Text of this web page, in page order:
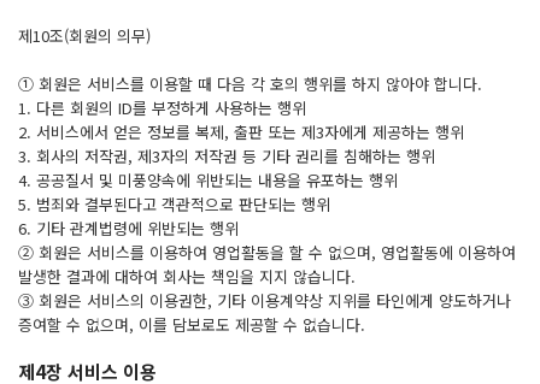
제10조(회원의 의무)
① 회원은 서비스를 이용할 때 다음 각 호의 행위를 하지 않아야 합니다.
1. 다른 회원의 ID를 부정하게 사용하는 행위
2. 서비스에서 얻은 정보를 복제, 출판 또는 제3자에게 제공하는 행위
3. 회사의 저작권, 제3자의 저작권 등 기타 권리를 침해하는 행위
4. 공공질서 및 미풍양속에 위반되는 내용을 유포하는 행위
5. 범죄와 결부된다고 객관적으로 판단되는 행위
6. 기타 관계법령에 위반되는 행위
② 회원은 서비스를 이용하여 영업활동을 할 수 없으며, 영업활동에 이용하여
발생한 결과에 대하여 회사는 책임을 지지 않습니다.
③ 회원은 서비스의 이용권한, 기타 이용계약상 지위를 타인에게 양도하거나
증여할 수 없으며, 이를 담보로도 제공할 수 없습니다.
제4장 서비스 이용